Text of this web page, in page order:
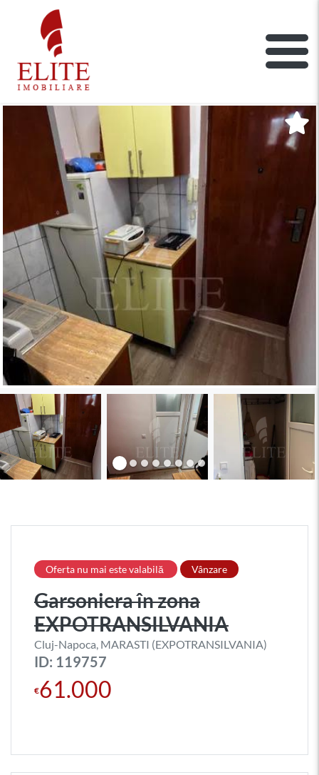
ELITE IMOBILIARE
Main Nav
Oferta nu mai este valabilă Vânzare
Garsoniera în zona
EXPOTRANSILVANIA
Cluj-Napoca, MARASTI (EXPOTRANSILVANIA)
ID: 119757
€61.000